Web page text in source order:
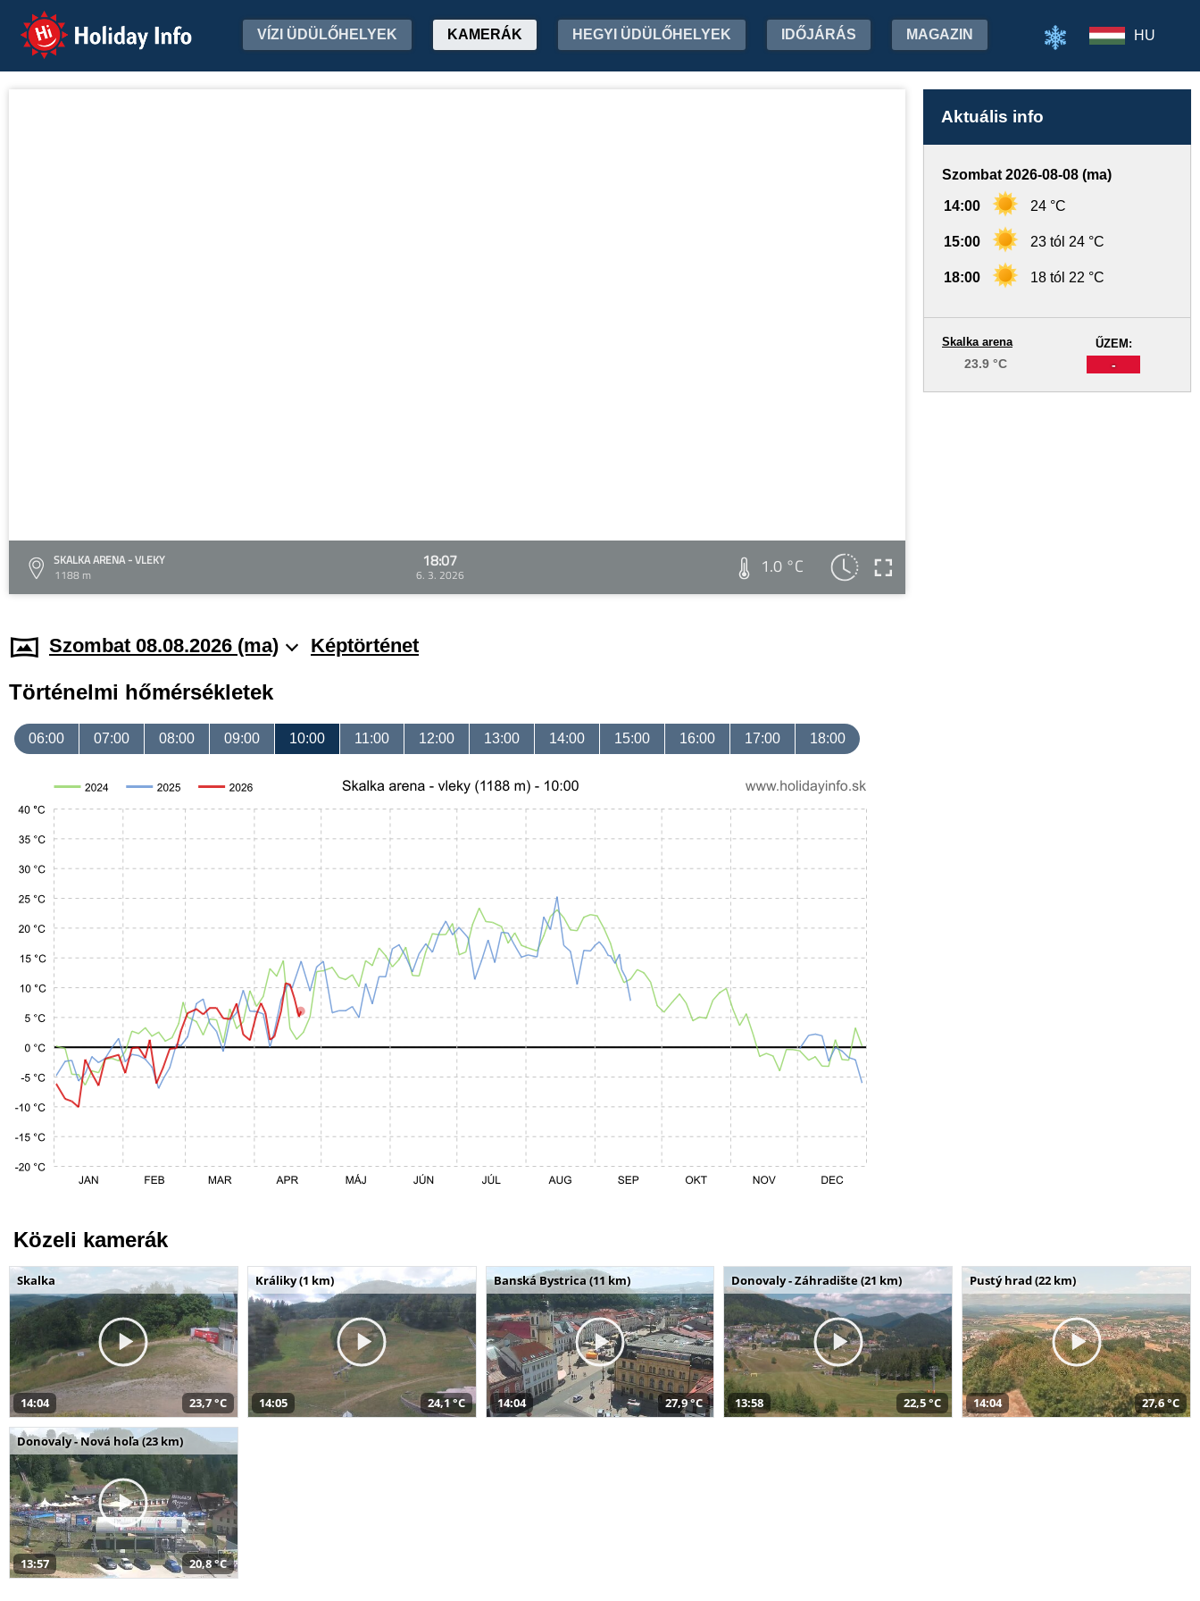
Holiday Info VÍZI ÜDÜLŐHELYEK KAMERÁK HEGYI ÜDÜLŐHELYEK IDŐJÁRÁS MAGAZIN HU
SKALKA ARENA - VLEKY
1188 m
18:07
6. 3. 2026 1.0 °C
Aktuális info
Szombat 2026-08-08 (ma)
14:00 24 °C
15:00 23 tól 24 °C
18:00 18 tól 22 °C
ŰZEM:
-
Skalka arena
23.9 °C
Szombat 08.08.2026 (ma) Képtörténet
Történelmi hőmérsékletek
06:00 07:00 08:00 09:00 10:00 11:00 12:00 13:00 14:00 15:00 16:00 17:00 18:00
Közeli kamerák
Skalka
14:04 23,7 °C
Králiky (1 km)
14:05 24,1 °C
Banská Bystrica (11 km)
14:04 27,9 °C
Donovaly - Záhradište (21 km)
13:58 22,5 °C
Pustý hrad (22 km)
14:04 27,6 °C
Donovaly - Nová hoľa (23 km)
13:57 20,8 °C